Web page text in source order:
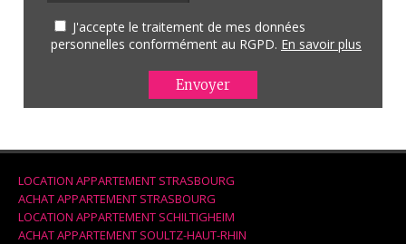
J'accepte le traitement de mes données
personnelles conformément au RGPD. En savoir plus
LOCATION APPARTEMENT STRASBOURG
ACHAT APPARTEMENT STRASBOURG
LOCATION APPARTEMENT SCHILTIGHEIM
ACHAT APPARTEMENT SOULTZ-HAUT-RHIN